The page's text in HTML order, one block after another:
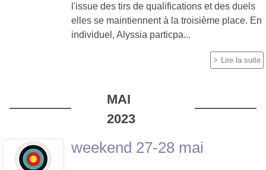
l'issue des tirs de qualifications et des duels
elles se maintiennent à la troisième place. En
individuel, Alyssia particpa...
Lire la suite
MAI
2023
weekend 27-28 mai